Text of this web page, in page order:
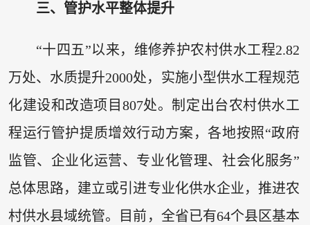
三、 管护水平整体提升
“十四五”以来，维修养护农村供水工程2.82
万处、水质提升2000处，实施小型供水工程规范
化建设和改造项目807处。制定出台农村供水工
程运行管护提质增效行动方案，各地按照“政府
监管、企业化运营、专业化管理、社会化服务”
总体思路，建立或引进专业化供水企业，推进农
村供水县域统管。目前，全省已有64个县区基本